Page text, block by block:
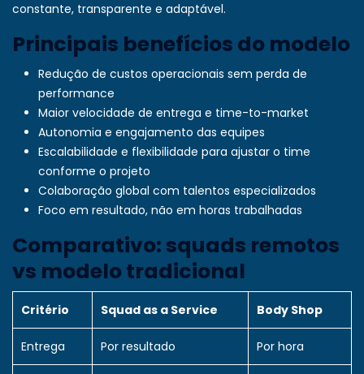
constante, transparente e adaptável.
Principais benefícios do modelo
Redução de custos operacionais sem perda de
performance
Maior velocidade de entrega e time-to-market
Autonomia e engajamento das equipes
Escalabilidade e flexibilidade para ajustar o time
conforme o projeto
Colaboração global com talentos especializados
Foco em resultado, não em horas trabalhadas
Comparativo: squads remotos
vs modelo tradicional
Critério Squad as a Service Body Shop
Entrega Por resultado Por hora